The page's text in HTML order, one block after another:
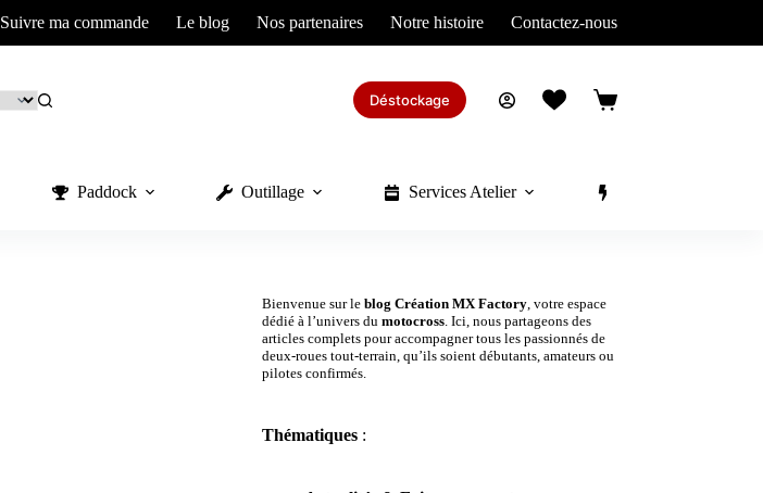
Suivre ma commande Le blog Nos partenaires Notre histoire Contactez-nous
Déstockage
Panier
Paddock Outillage Services Atelier
Bienvenue sur leblogCréation MX Factory, votre espace
dédié à l’univers dumotocross. Ici, nous partageons des
articles complets pour accompagner tous les passionnés de
deux-roues tout-terrain, qu’ils soient débutants, amateurs ou
pilotes confirmés.
Thématiques :